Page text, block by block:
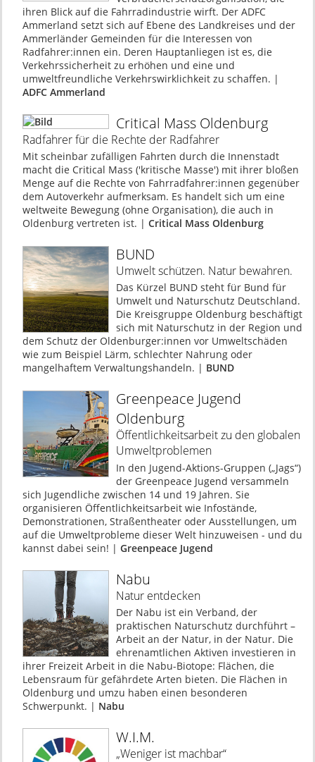
ihren Blick auf die Fahrradindustrie wirft. Der ADFC
Ammerland setzt sich auf Ebene des Landkreises und der
Ammerländer Gemeinden für die Interessen von
Radfahrer:innen ein. Deren Hauptanliegen ist es, die
Verkehrssicherheit zu erhöhen und eine und
umweltfreundliche Verkehrswirklichkeit zu schaffen. |
ADFC Ammerland
Critical Mass Oldenburg
Radfahrer für die Rechte der Radfahrer
Mit scheinbar zufälligen Fahrten durch die Innenstadt
macht die Critical Mass ('kritische Masse') mit ihrer bloßen
Menge auf die Rechte von Fahrradfahrer:innen gegenüber
dem Autoverkehr aufmerksam. Es handelt sich um eine
weltweite Bewegung (ohne Organisation), die auch in
Oldenburg vertreten ist. | Critical Mass Oldenburg
BUND
Umwelt schützen. Natur bewahren.
Das Kürzel BUND steht für Bund für
Umwelt und Naturschutz Deutschland.
Die Kreisgruppe Oldenburg beschäftigt
sich mit Naturschutz in der Region und
dem Schutz der Oldenburger:innen vor Umweltschäden
wie zum Beispiel Lärm, schlechter Nahrung oder
mangelhaftem Verwaltungshandeln. | BUND
Greenpeace Jugend
Oldenburg
Öffentlichkeitsarbeit zu den globalen
Umweltproblemen
In den Jugend-Aktions-Gruppen („Jags“)
der Greenpeace Jugend versammeln
sich Jugendliche zwischen 14 und 19 Jahren. Sie
organisieren Öffentlichkeitsarbeit wie Infostände,
Demonstrationen, Straßentheater oder Ausstellungen, um
auf die Umweltprobleme dieser Welt hinzuweisen - und du
kannst dabei sein! | Greenpeace Jugend
Nabu
Natur entdecken
Der Nabu ist ein Verband, der
praktischen Naturschutz durchführt –
Arbeit an der Natur, in der Natur. Die
ehrenamtlichen Aktiven investieren in
ihrer Freizeit Arbeit in die Nabu-Biotope: Flächen, die
Lebensraum für gefährdete Arten bieten. Die Flächen in
Oldenburg und umzu haben einen besonderen
Schwerpunkt. | Nabu
W.I.M.
„Weniger ist machbar“